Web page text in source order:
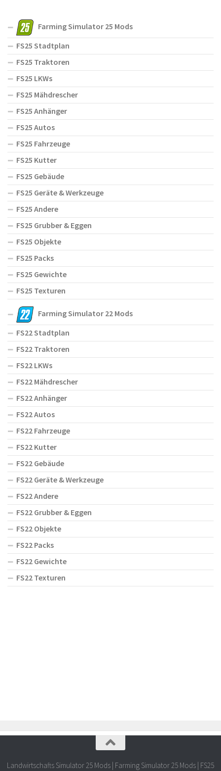
Farming Simulator 25 Mods
FS25 Stadtplan
FS25 Traktoren
FS25 LKWs
FS25 Mähdrescher
FS25 Anhänger
FS25 Autos
FS25 Fahrzeuge
FS25 Kutter
FS25 Gebäude
FS25 Geräte & Werkzeuge
FS25 Andere
FS25 Grubber & Eggen
FS25 Objekte
FS25 Packs
FS25 Gewichte
FS25 Texturen
Farming Simulator 22 Mods
FS22 Stadtplan
FS22 Traktoren
FS22 LKWs
FS22 Mähdrescher
FS22 Anhänger
FS22 Autos
FS22 Fahrzeuge
FS22 Kutter
FS22 Gebäude
FS22 Geräte & Werkzeuge
FS22 Andere
FS22 Grubber & Eggen
FS22 Objekte
FS22 Packs
FS22 Gewichte
FS22 Texturen
Landwirtschafts Simulator 25 Mods | Farming Simulator 25 Mods | FS25